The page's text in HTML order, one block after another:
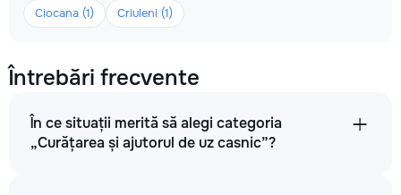
Ciocana (1)
Criuleni (1)
Întrebări frecvente
În ce situații merită să alegi categoria
„Curățarea și ajutorul de uz casnic”?